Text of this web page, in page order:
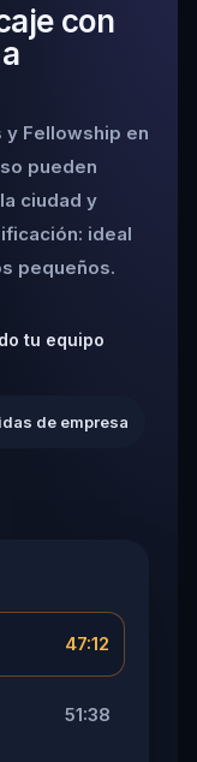
con
y Fellowship en
pueden
ciudad y
ideal
pequeños.
tu equipo
de empresa
47:12
51:38